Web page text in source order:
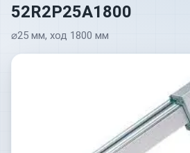
52R2P25A1800
⌀25 мм, ход 1800 мм